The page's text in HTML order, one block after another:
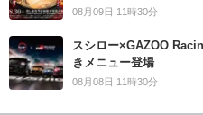
08月09日 11時30分
スシロー×GAZOO
きメニュー登場
08月08日 11時30分